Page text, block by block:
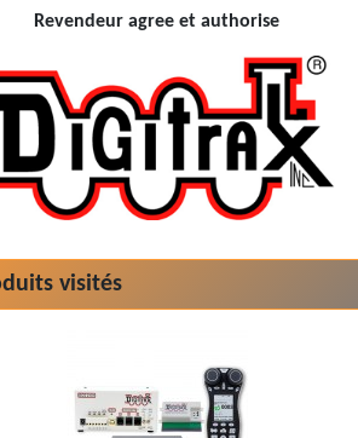
Revendeur agree et authorise
visités